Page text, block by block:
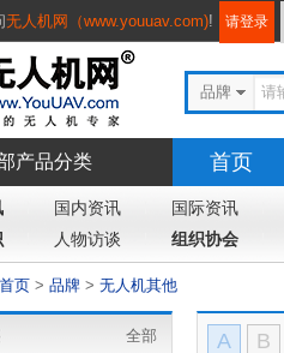
无人机网（www.youuav.com)! 请登录
品牌
产品分类 首页
国内资讯 国际资讯
人物访谈 组织协会
首页 > 品牌 > 无人机其他
全部 A B